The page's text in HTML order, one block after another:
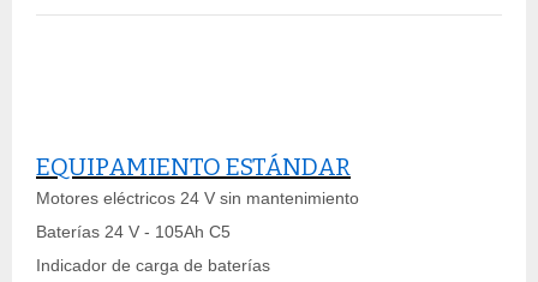
EQUIPAMIENTO ESTÁNDAR
Motores eléctricos 24 V sin mantenimiento
Baterías 24 V - 105Ah C5
Indicador de carga de baterías